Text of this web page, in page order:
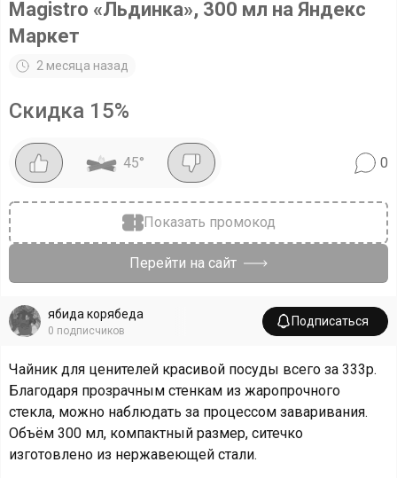
Magistro «Льдинка», 300 мл на Яндекс
Маркет
2 месяца назад
Скидка 15%
45° 0
Показать промокод
Перейти на сайт
ябида корябеда
0 подписчиков
Подписаться
Чайник для ценителей красивой посуды всего за 333р.
Благодаря прозрачным стенкам из жаропрочного
стекла, можно наблюдать за процессом заваривания.
Объём 300 мл, компактный размер, ситечко
изготовлено из нержавеющей стали.